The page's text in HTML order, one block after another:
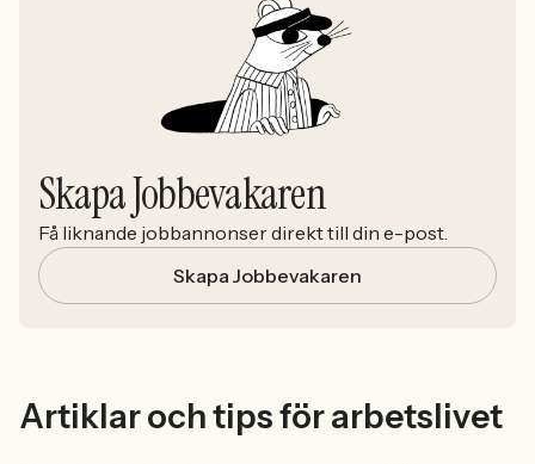
Skapa Jobbevakaren
Få liknande jobbannonser direkt till din e-post.
Skapa Jobbevakaren
Artiklar och tips för arbetslivet